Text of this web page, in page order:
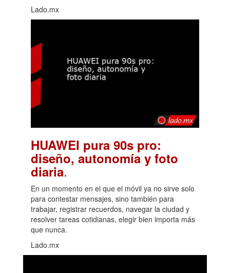
Lado.mx
HUAWEI pura 90s pro:
diseño, autonomía y foto
diaria.
En un momento en el que el móvil ya no sirve solo
para contestar mensajes, sino también para
trabajar, registrar recuerdos, navegar la ciudad y
resolver tareas cotidianas, elegir bien importa más
que nunca.
Lado.mx